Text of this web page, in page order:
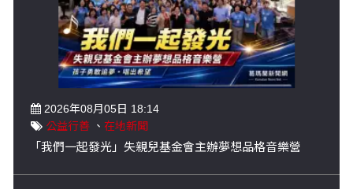
2026年08月05日 18:14
公益行善 、 在地新聞
「我們一起發光」失親兒基金會主辦夢想品格音樂營